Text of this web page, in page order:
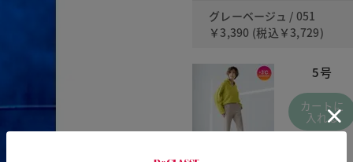
グレーベージュ / 051
￥3,390 (税込 ￥3,729)
5号
カートに
入れる